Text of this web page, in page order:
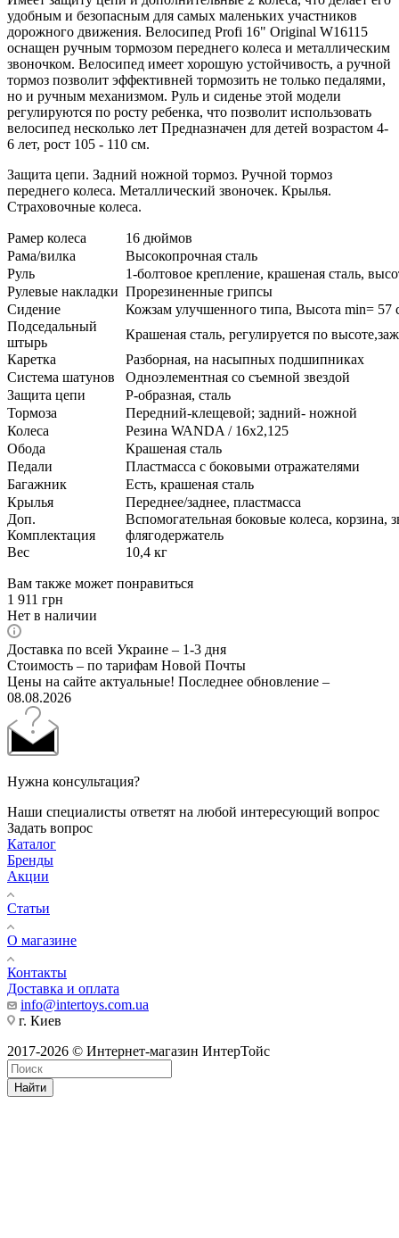
удобным и безопасным для самых маленьких участников
дорожного движения. Велосипед Profi 16" Original W16115
оснащен ручным тормозом переднего колеса и металлическим
звоночком. Велосипед имеет хорошую устойчивость, а ручной
тормоз позволит эффективней тормозить не только педалями,
но и ручным механизмом. Руль и сиденье этой модели
регулируются по росту ребенка, что позволит использовать
велосипед несколько лет Предназначен для детей возрастом 4-
6 лет, рост 105 - 110 см.
Защита цепи. Задний ножной тормоз. Ручной тормоз
переднего колеса. Металлический звоночек. Крылья.
Страховочные колеса.
Рамер колеса
16 дюймов
Рама/вилка
Высокопрочная сталь
Руль
1-болтовое крепление, крашеная сталь,
Рулевые накладки Прорезиненные грипсы
Сидение
Кожзам улучшенного типа, Высота min= 57
Подседальный
штырь
Крашеная сталь, регулируется по
Каретка
Разборная, на насыпных подшипниках
Система шатунов
Одноэлементная со съемной звездой
Защита цепи
Р-образная, сталь
Тормоза
Передний-клещевой; задний- ножной
Колеса
Резина WANDA / 16х2,125
Обода
Крашеная сталь
Педали
Пластмасса с боковыми отражателями
Багажник
Есть, крашеная сталь
Крылья
Переднее/заднее, пластмасса
Доп.
Комплектация
Вспомогательная боковые колеса, корзина,
флягодержатель
Вес
10,4 кг
Вам также может понравиться
1 911 грн
Нет в наличии
Доставка по всей Украине – 1-3 дня
Стоимость – по тарифам Новой Почты
Цены на сайте актуальные! Последнее обновление –
08.08.2026
Нужна консультация?
Наши специалисты ответят на любой интересующий вопрос
Задать вопрос
Каталог
Бренды
Акции
Статьи
О магазине
Контакты
Доставка и оплата
info@intertoys.com.ua
г. Киев
2017-2026 © Интернет-магазин ИнтерТойс
Найти